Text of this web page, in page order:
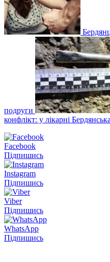
подруги
конфлікт: у лікарні
Facebook
Підпишись
Instagram
Підпишись
Viber
Підпишись
WhatsApp
Підпишись